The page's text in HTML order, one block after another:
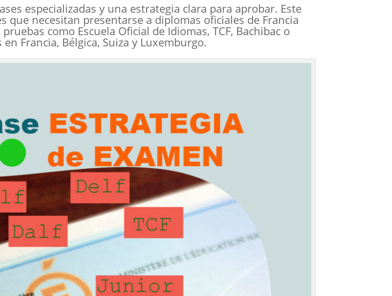
especializadas y una estrategia clara para aprobar. Este
que necesitan presentarse a diplomas oficiales de Francia
como Escuela Oficial de Idiomas, TCF, Bachibac o
Francia, Bélgica, Suiza y Luxemburgo.